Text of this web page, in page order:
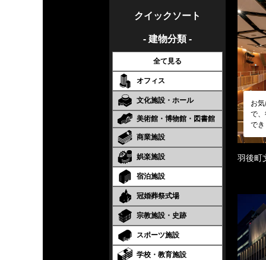
クイックソート
- 建物分類 -
全て見る
オフィス
文化施設・ホール
美術館・博物館・図書館
商業施設
娯楽施設
宿泊施設
冠婚葬祭式場
宗教施設・史跡
スポーツ施設
学校・教育施設
お
で
で
羽後